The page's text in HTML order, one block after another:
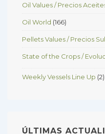
Oil Values / Precios
Oil World (166)
Pellets Values / Precios
State of the Crops /
Weekly Vessels Line Up (2)
ÚLTIMAS